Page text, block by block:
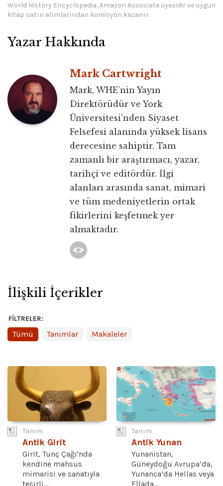
World History Encyclopedia, Amazon Associate üyesidir ve uygun
kitap satın alımlarından komisyon kazanır.
Yazar Hakkında
Mark Cartwright
Mark, WHE’nin Yayın
Direktörüdür ve York
Üniversitesi’nden Siyaset
Felsefesi alanında yüksek lisans
derecesine sahiptir. Tam
zamanlı bir araştırmacı, yazar,
tarihçi ve editördür. İlgi
alanları arasında sanat, mimari
ve tüm medeniyetlerin ortak
fikirlerini keşfetmek yer
almaktadır.
İlişkili İçerikler
FILTRELER:
Tümü Tanımlar Makaleler
Tanım
Antik Girit
Girit, Tunç Çağı'nda
kendine mahsus
mimarisi ve sanatıyla
tesirli...
Tanım
Antik Yunan
Yunanistan,
Güneydoğu Avrupa’da,
Yunanca’da Hellas veya
Ellada...